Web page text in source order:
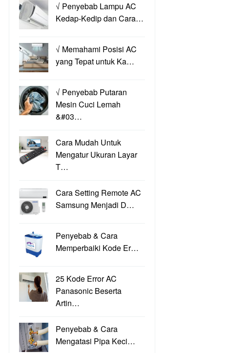
√ Penyebab Lampu AC
Kedap-Kedip dan Cara…
√ Memahami Posisi AC
yang Tepat untuk Ka…
√ Penyebab Putaran
Mesin Cuci Lemah
&#03…
Cara Mudah Untuk
Mengatur Ukuran Layar
T…
Cara Setting Remote AC
Samsung Menjadi D…
Penyebab & Cara
Memperbaiki Kode Er…
25 Kode Error AC
Panasonic Beserta
Artin…
Penyebab & Cara
Mengatasi Pipa Keci…